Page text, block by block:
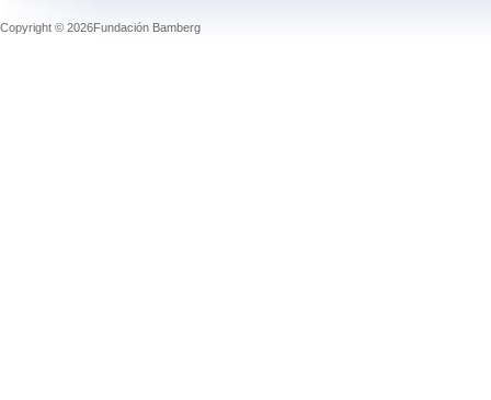
Copyright © 2026Fundación Bamberg